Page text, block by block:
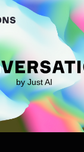
AI
в СПб 2026